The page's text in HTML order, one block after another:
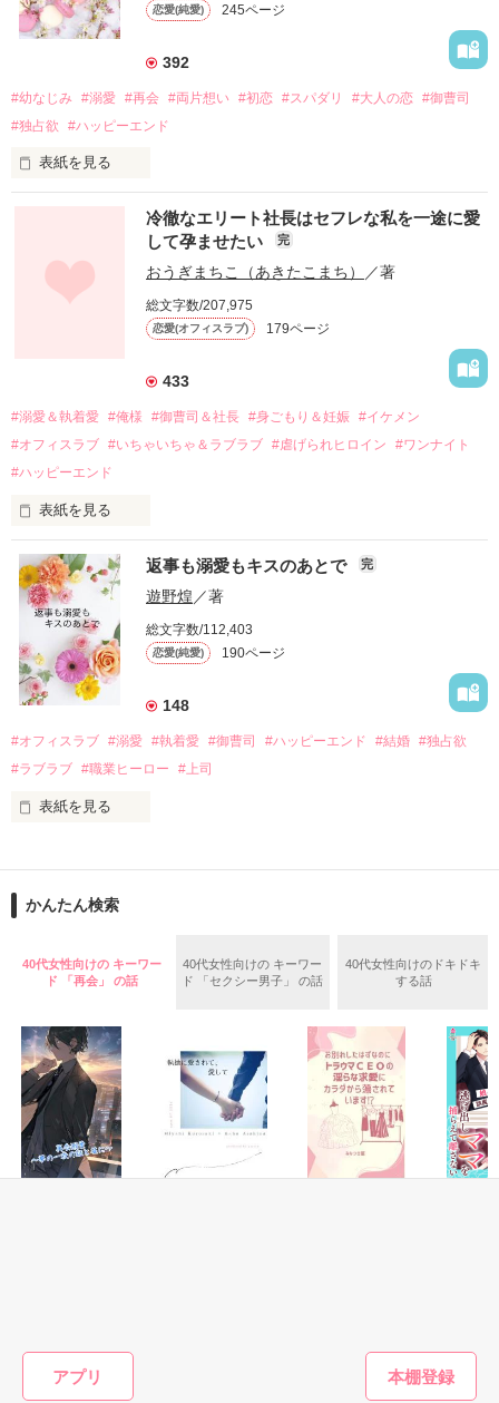
アプリ
恋愛(純愛) 245ページ
392
#幼なじみ #溺愛 #再会 #両片想い #初恋 #スパダリ #大人の恋 #御曹司
#独占欲
#ハッピーエンド
表紙を見る
幼なじみの哲平に淡い恋心を抱いていた美桜。
しかし、ある出来事をきっかけに二人の関係は壊れてしまう。
関係修復もできないまま、美桜は両親の離婚によって
引っ越すことになり、哲平とも離れ離れになった。
それから約十二年後。
過去の傷から、二度と会いたくないと思っていた哲平に
運命のような再会を果たす。
酔った勢いで一夜を共にしてしまった。
さらに、美桜が初めてだと知った哲平は
『責任をとる、結婚しよう』と真っ直ぐに告げてきた。
戸惑う美桜とは裏腹に、好きという気持ちを隠すことなく
甘やかしてくる。
そんなある日、哲平は美桜がストーカー被害に
遭っていることを知る。
美桜を守るため、哲平は同居を提案してきて――。
夏木美桜(なつきみお)
鳴海哲平 (なるみてっぺい)
2026.6.5～2026.7.25
＊以前、公開していた話の改稿版です＊
作品を読む
冷徹なエリート社長はセフレな私を一途に愛
して孕ませたい
完
おうぎまちこ（あきたこまち） ／著
総文字数/207,975
恋愛(オフィスラブ) 179ページ
433
#溺愛＆執着愛 #俺様 #御曹司＆社長 #身ごもり＆妊娠 #イケメン
#オフィスラブ #いちゃいちゃ＆ラブラブ #虐げられヒロイン
#ワンナイト
#ハッピーエンド
表紙を見る
おかしな噂を流されて前の職場でうまくいかなかった梅田美
桜は、海外で傷心旅行をしていたところ、日本人美青年と出会
い、酒の勢いもあり一夜限りの関係となる。
帰国後、美桜は新しい職場でワンナイトした美青年と再会。
なんと彼の正体は、とある財閥御曹司にも関わらず、一族を離
れて起業した新進気鋭の実業家、社内でも冷徹だと評判な社長
――御影恭司その人だったのだ――！
なぜか恭司から飼い猫の世話係を命じられた美桜は、猫の世
の関係となってしまい――？
返事も溺愛もキスのあとで 完
遊野煌 ／著
総文字数/112,403
恋愛(純愛) 190ページ
148
#オフィスラブ #溺愛 #執着愛 #御曹司 #ハッピーエンド #結婚 #独占欲
#ラブラブ #職業ヒーロー #上司
表紙を見る
ションの企画戦略室で働いている。
めた、同期で恋人の石垣守（26）がいるのだが、後輩の姫原由
いた。
守と由羅から『便利屋雛子』と馬鹿にされ、一人こっそり泣い
た上、同居まで提案してきて──？
鷹哉『宜しくな、俺の雛子』🦅
雛子『俺の……ひぃ、雛子？！！！』🐥
シゴデキで冷徹な上司が見せる素顔は、なぜか想像以上に甘く
て……🐥💓🦅
かんたん検索
40代女性向けの キーワー
ド 「再会」 の話
40代女性向けの キーワー
ド 「セクシー男子」 の話
40代女性向けのドキドキ
する話
かんたん検索の条件を変える